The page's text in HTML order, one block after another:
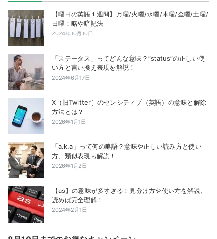
【曜日の英語１週間】月曜/火曜/水曜/木曜/金曜/土曜/
日曜：略や暗記法
2024年10月10日
「ステータス」ってどんな意味？”status”の正しい使
い方と言い換え表現を解説！
2024年6月17日
X（旧Twitter）のセンシティブ（英語）の意味と解除
方法とは？
2026年1月1日
「a.k.a」って何の略語？意味や正しい読み方と使い
方、類似表現も解説！
2026年1月2日
【as】の意味が多すぎる！見分け方や使い方を解説。
読めば完全理解！
2024年2月1日